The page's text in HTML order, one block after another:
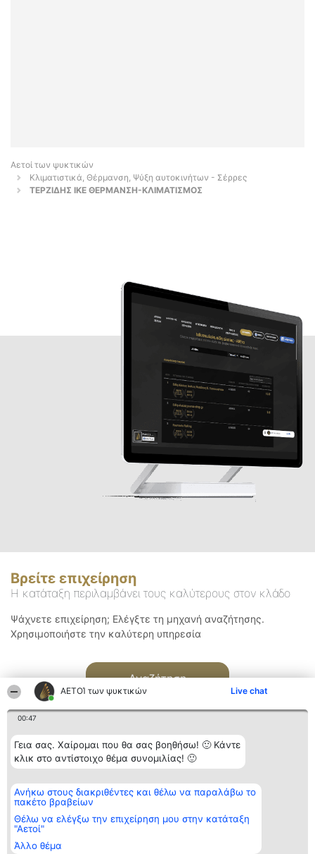
ΑΕΤΟΊ των ψυκτικών Live chat
00:47
Γεια σας. Χαίρομαι που θα σας βοηθήσω! 🙂 Κάντε
κλικ στο αντίστοιχο θέμα συνομιλίας! 🙂
Ανήκω στους διακριθέντες και θέλω να παραλάβω το
πακέτο βραβείων
Θέλω να ελέγξω την επιχείρηση μου στην κατάταξη
"Αετοί"
Άλλο θέμα
Αετοί των ψυκτικών
Κλιματιστικά, Θέρμανση, Ψύξη αυτοκινήτων - Σέρρες
ΤΕΡΖΙΔΗΣ ΙΚΕ ΘΕΡΜΑΝΣΗ-ΚΛΙΜΑΤΙΣΜΟΣ
Βρείτε επιχείρηση
Η κατάταξη περιλαμβάνει τους καλύτερους στον κλάδο
Ψάχνετε επιχείρηση; Ελέγξτε τη μηχανή αναζήτησης.
Χρησιμοποιήστε την καλύτερη υπηρεσία
Αναζήτηση
Διοργανωτής της
κατάταξης
BEAUTIFUL COMPANY
ΤΗΛ. ΕΠΙΚΟΙΝΩΝΙΑΣ:
2104128019
email:
Κατάταξη
Διακριθέντες
των
διακριθέντων
Επικοινωνία
Επικοινωνία